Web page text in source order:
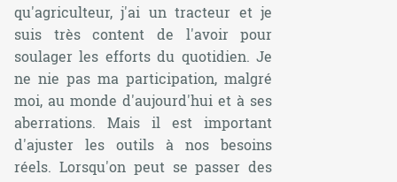
qu'agriculteur, j'ai un tracteur et je
suis très content de l'avoir pour
soulager les efforts du quotidien. Je
ne nie pas ma participation, malgré
moi, au monde d'aujourd'hui et à ses
aberrations. Mais il est important
d'ajuster les outils à nos besoins
réels. Lorsqu'on peut se passer des